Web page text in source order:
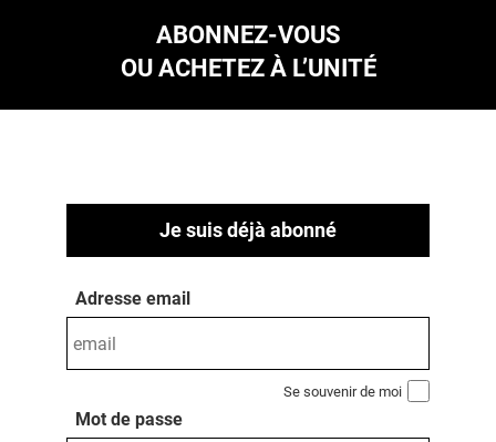
ABONNEZ-VOUS
OU ACHETEZ À L’UNITÉ
Je suis déjà abonné
Adresse email
Se souvenir de moi
Mot de passe